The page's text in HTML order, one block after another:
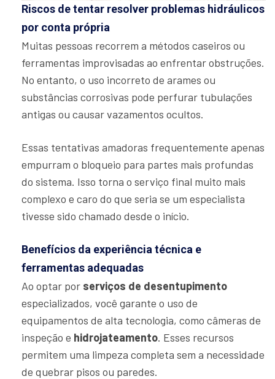
Riscos de tentar resolver problemas hidráulicos
por conta própria
Muitas pessoas recorrem a métodos caseiros ou
ferramentas improvisadas ao enfrentar obstruções.
No entanto, o uso incorreto de arames ou
substâncias corrosivas pode perfurar tubulações
antigas ou causar vazamentos ocultos.
Essas tentativas amadoras frequentemente apenas
empurram o bloqueio para partes mais profundas
do sistema. Isso torna o serviço final muito mais
complexo e caro do que seria se um especialista
tivesse sido chamado desde o início.
Benefícios da experiência técnica e
ferramentas adequadas
Ao optar por serviços de desentupimento
especializados, você garante o uso de
equipamentos de alta tecnologia, como câmeras de
inspeção e hidrojateamento. Esses recursos
permitem uma limpeza completa sem a necessidade
de quebrar pisos ou paredes.